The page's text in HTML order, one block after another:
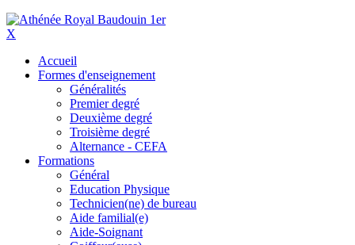
X
Accueil
Formes d'enseignement
Généralités
Premier degré
Deuxième degré
Troisième degré
Alternance - CEFA
Formations
Général
Education Physique
Technicien(ne) de bureau
Aide familial(e)
Aide-Soignant